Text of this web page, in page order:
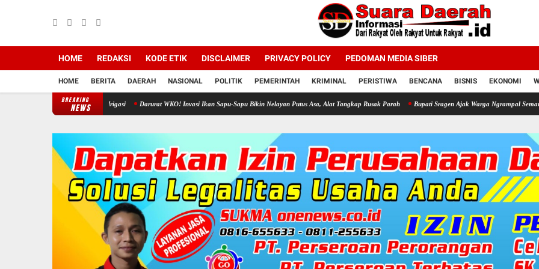
HOME REDAKSI KODE ETIK DISCLAIMER PRIVACY POLICY PEDOMAN MEDIA SIBER
HOME BERITA DAERAH NASIONAL POLITIK PEMERINTAH KRIMINAL PERISTIWA BENCANA BISNIS EKONOMI
BREAKING
NEWS
Jagung Disaluran Irigasi Darurat WKO! Invasi Ikan Sapu-Sapu Bikin Nelayan Putus Asa, Alat Tangkap Rusak Parah Bupati Sragen Ajak Warga Ngrampal Semangat Untuk